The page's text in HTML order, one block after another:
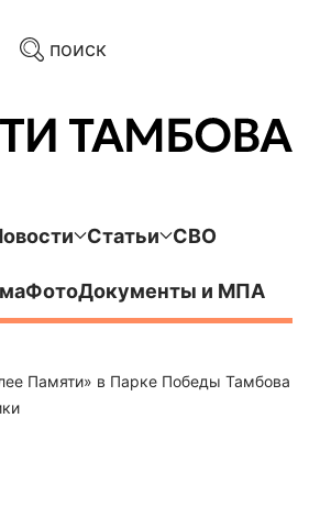
поиск
Статьи СВО
ФотоДокументы и МПА
Памяти» в Парке Победы Тамбова